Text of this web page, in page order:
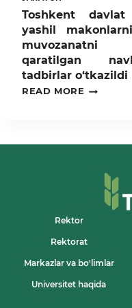
Toshkent
yashil
muvozanatni
qaratilgan
tadbirlar o‘tkazildi
READ MORE
TOSHKENT
MUSTAHKAMLASHGA
QARATILGAN
AGROTEXNIK
O‘TKAZILDI
Rektor
Rektorat
Markazlar va bo'limlar
Universitet haqida